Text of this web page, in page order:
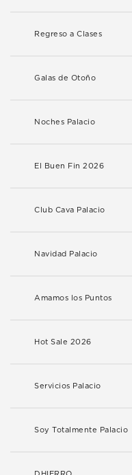
Regreso a Clases
Galas de Otoño
Noches Palacio
El Buen Fin 2026
Club Cava Palacio
Navidad Palacio
Amamos los Puntos
Hot Sale 2026
Servicios Palacio
Soy Totalmente Palacio